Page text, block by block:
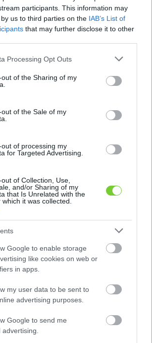
participants. This information may
us to third parties on the IAB’s List of
that may further disclose it to other
website/app uses one or more Google
visit or usage behaviour. You may click to
to Google and its third-party tags to
specified purposes in below Google
Processing Opt Outs
of the Sharing of my
of the Sale of my
of processing my
for Targeted Advertising.
of Collection, Use,
and/or Sharing of my
that Is Unrelated with the
it was collected.
Google to enable storage
like cookies on web or
in apps.
my user data to be sent to
advertising purposes.
Google to send me
Jelszó
Bejelentkezés
termékek és szolgáltatások térképes
ÉS KERTÉSZET REGISZTRÁCIÓ